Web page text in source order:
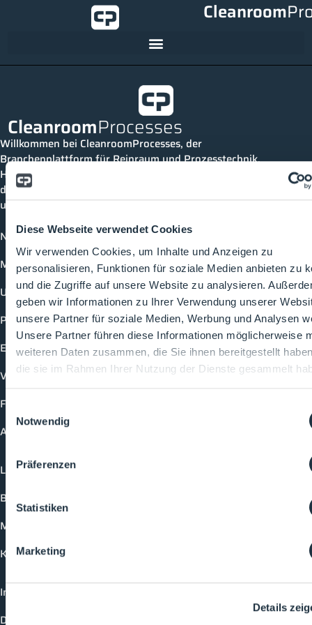
Diese Webseite verwendet Cookies
Wir verwenden Cookies, um Inhalte und Anzeigen zu
personalisieren, Funktionen für soziale Medien anbieten zu
und die Zugriffe auf unsere Website zu analysieren.
geben wir Informationen zu Ihrer Verwendung unserer
unsere Partner für soziale Medien, Werbung und Analysen
Unsere Partner führen diese Informationen möglicherweise
weiteren Daten zusammen, die Sie ihnen bereitgestellt
die sie im Rahmen Ihrer Nutzung der Dienste gesammelt
Einwilligungsauswahl
Notwendig
Präferenzen
Statistiken
Marketing
Details
Cleanroom
CleanroomProcesses
Willkommen bei CleanroomProcesses, der
Branchenplattform für Reinraum und Prozesstechnik.
Hier bleibst du immer auf dem neuesten Stand, kannst
dich mit anderen verknüpfen und alle relevanten Themen
und Events der Branche entdecken.
News
Mediathek
Unternehmen
Produkte
Events
Vorträge
Future-Faces
Academy
Login
Buchungsmöglichkeiten
Medienformate
Kontakt
Impressum
Datenschutzerklärung